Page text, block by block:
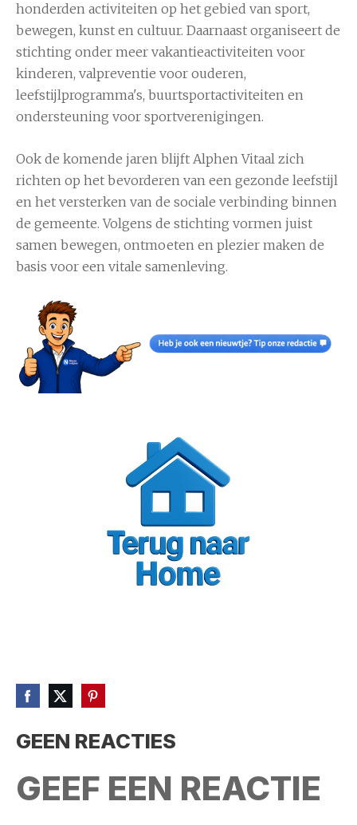
honderden activiteiten op het gebied van sport,
bewegen, kunst en cultuur. Daarnaast organiseert de
stichting onder meer vakantieactiviteiten voor
kinderen, valpreventie voor ouderen,
leefstijlprogramma's, buurtsportactiviteiten en
ondersteuning voor sportverenigingen.
Ook de komende jaren blijft Alphen Vitaal zich
richten op het bevorderen van een gezonde leefstijl
en het versterken van de sociale verbinding binnen
de gemeente. Volgens de stichting vormen juist
samen bewegen, ontmoeten en plezier maken de
basis voor een vitale samenleving.
GEEN REACTIES
GEEF EEN REACTIE